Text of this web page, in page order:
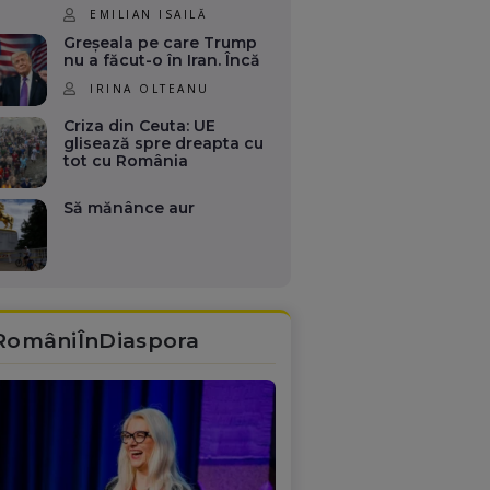
EMILIAN ISAILĂ
Greșeala pe care Trump
nu a făcut-o în Iran. Încă
IRINA OLTEANU
Criza din Ceuta: UE
glisează spre dreapta cu
tot cu România
Să mănânce aur